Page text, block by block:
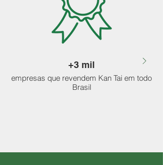
+3 mil
empresas que revendem Kan Tai em todo
Brasil